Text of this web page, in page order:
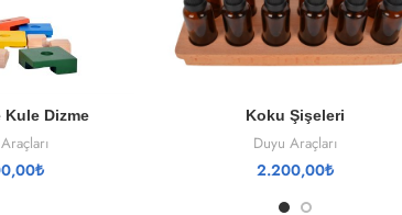
EKLEDizme
₺
SEPETE EKLE
Koku Şişeleri
Duyu Araçları
2.200,00₺